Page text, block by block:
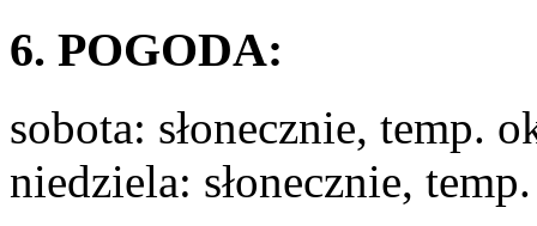
6. POGODA:
sobota: słonecznie, temp.
niedziela: słonecznie,